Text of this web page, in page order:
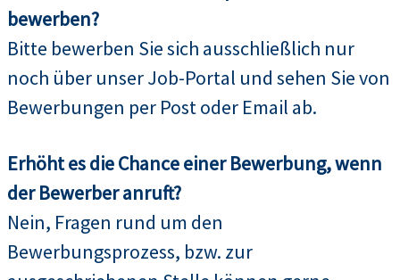
bewerben?
Bitte bewerben Sie sich ausschließlich nur
noch über unser Job-Portal und sehen Sie von
Bewerbungen per Post oder Email ab.
Erhöht es die Chance einer Bewerbung, wenn
der Bewerber anruft?
Nein, Fragen rund um den
Bewerbungsprozess, bzw. zur